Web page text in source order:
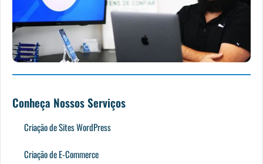
Conheça Nossos Serviços
Criação de Sites WordPress
Criação de E-Commerce